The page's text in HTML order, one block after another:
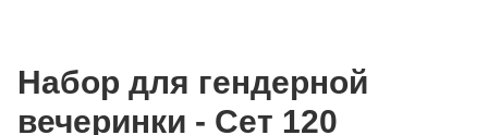
Набор для гендерной
вечеринки - Сет 120